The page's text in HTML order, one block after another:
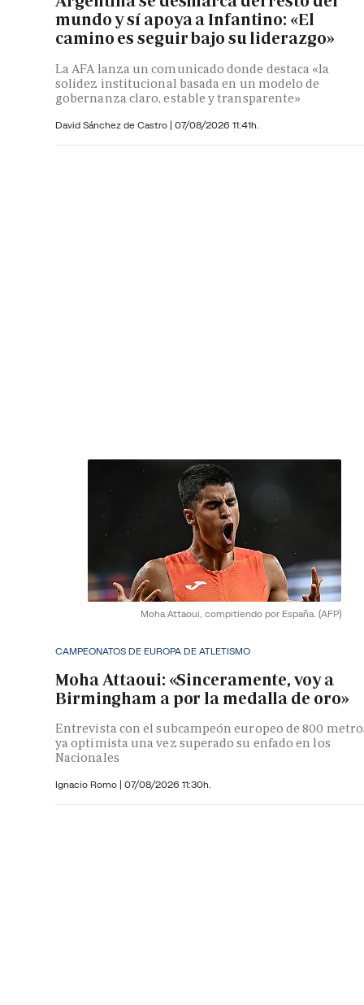
mundo y sí apoya a Infantino: «El
camino es seguir bajo su liderazgo»
La AFA lanza un comunicado donde destaca «la
solidez institucional basada en un modelo de
gobernanza claro, estable y transparente»
David Sánchez de Castro | 07/08/2026 11:41h.
Moha Attaoui, compitiendo por España. (AFP)
CAMPEONATOS DE EUROPA DE ATLETISMO
Moha Attaoui: «Sinceramente, voy a
Birmingham a por la medalla de oro»
Entrevista con el subcampeón europeo de 800
ya optimista una vez superado su enfado en los
Nacionales
Ignacio Romo | 07/08/2026 11:30h.